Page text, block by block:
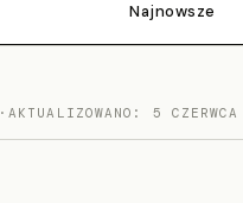
Najnowsze
·AKTUALIZOWANO: 5